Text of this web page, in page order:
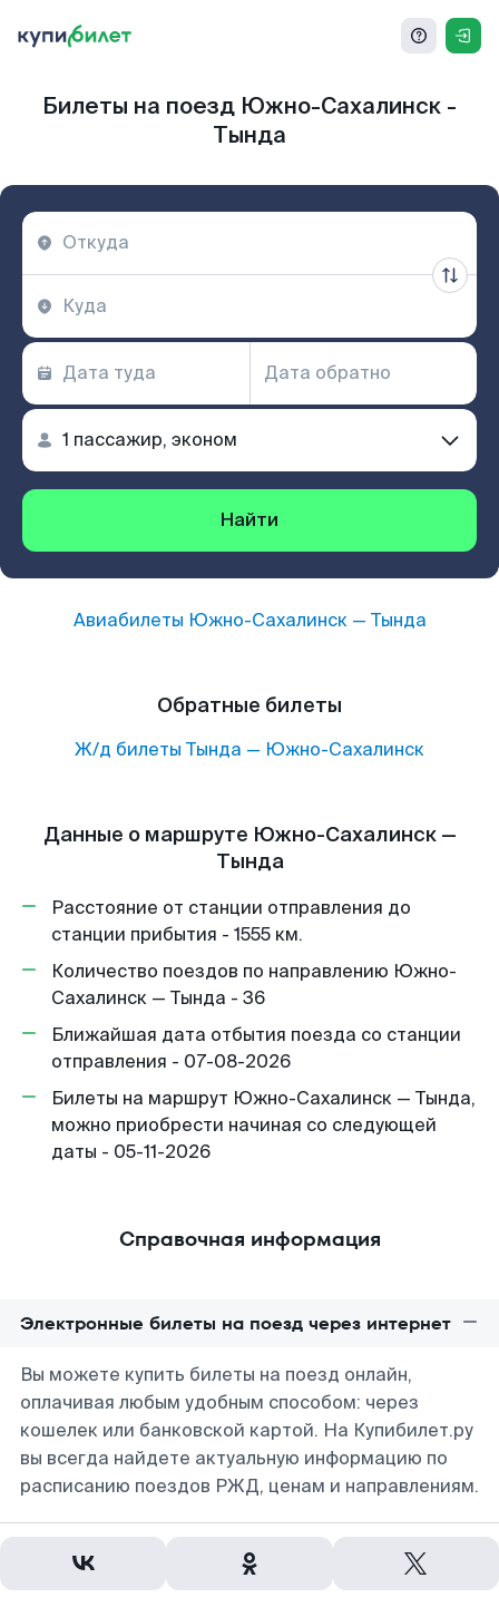
Билеты на поезд Южно-Сахалинск -
Тында
Найти
Авиабилеты Южно-Сахалинск— Тында
Обратные билеты
Ж/д билеты Тында — Южно-Сахалинск
Данные о маршруте Южно-Сахалинск —
Тында
Расстояние от станции отправления до
станции прибытия - 1555 км.
Количество поездов по направлению Южно-
Сахалинск — Тында - 36
Ближайшая дата отбытия поезда со станции
отправления - 07-08-2026
Билеты на маршрут Южно-Сахалинск — Тында,
можно приобрести начиная со следующей
даты - 05-11-2026
Справочная информация
Электронные билеты на поезд через интернет
Вы можете купить билеты на поезд онлайн,
оплачивая любым удобным способом: через
кошелек или банковской картой. На Купибилет.ру
вы всегда найдете актуальную информацию по
расписанию поездов РЖД, ценам и направлениям.